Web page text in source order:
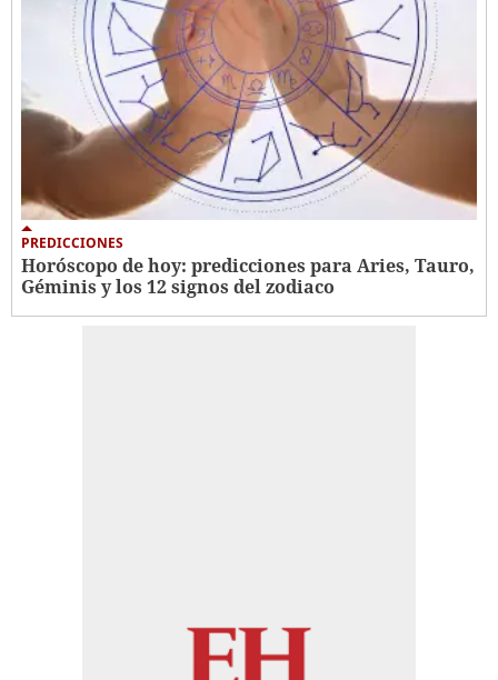
PREDICCIONES
Horóscopo de hoy: predicciones para Aries, Tauro,
Géminis y los 12 signos del zodiaco